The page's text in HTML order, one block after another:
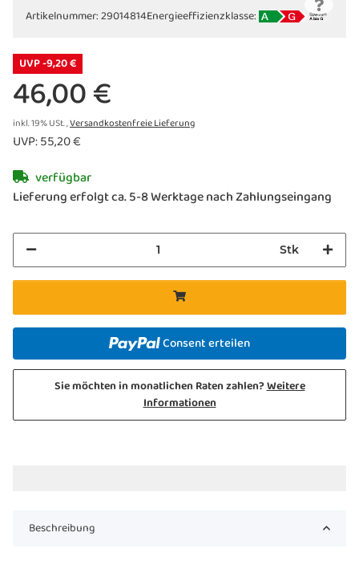
Artikelnummer:29014814Energieeffizienzklasse:
UVP -9,20 €
46,00 €
inkl. 19% USt. ,Versandkostenfreie Lieferung
UVP:55,20 €
verfügbar
Lieferung erfolgt ca. 5-8 Werktage nach Zahlungseingang
Stk
Consent erteilen
Sie möchten in monatlichen Raten zahlen?Weitere
Informationen
Beschreibung